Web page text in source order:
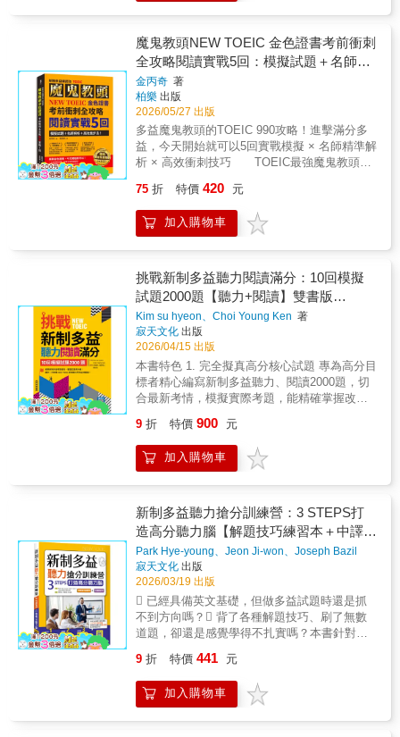
仿真黃金題庫作者以長年分析多益題型出題趨
勢的精準度，撰寫1000題全真模擬試題，內容
及測驗設計貼近實際多益測驗，幫助在最短的
時間內做最後衝刺，精準掌握新制多益命題走
向，有效養成解題手感。2. 廣納各種商務職場
題型與多元國際必考情境，編寫超擬真試題試
題包含各式國際商務職場題型及多國商業溝通
情境，如商業書信、公告、網頁、表單、網路
評論等，貼近全球語言環境與實際生活，幫助
提升未來在真實情境中所需的國際溝通力，一
題中譯，中英對照，迅速理解考題內容完整收
錄所有試題中譯，方便中英參照學習，檢討與
理解題目要旨，快速提升解題能力。4. 點出換
「換句話說」（paraphrase），提供替換同義
詞對照，幫助延伸詞彙量，靈活抽換詞彙，輕
鬆破解多益改制後激增的換句話說與同義詞題
型！5. 標註解題關鍵句，快速理解重要解題考
點題組題型部分皆以醒目提示標上解題關鍵
句，快速鎖定答題關鍵，檢討試題方便有效
率。6. 網羅常考多益單字及片語，精熟學習與
加強記憶精選試題內出現的重要單字，並附上
補強記憶！
魔鬼教頭NEW TOEIC 金色證書考前衝刺
全攻略閱讀實戰5回：模擬試題＋名師解
析＋高效進步法！【新制多益練武功
TOEIC】
金丙奇 著
柏樂 出版
2026/05/27 出版
多益魔鬼教頭的TOEIC 990攻略！進擊滿分多
益，今天開始就可以5回實戰模擬 × 名師精準解
析 × 高效衝刺技巧 TOEIC最強魔鬼教頭金
針對各題型整理應試技巧。 即便讀者認為
自己的英文基礎不夠好，也能靠本書傳授的技
巧找出正確答案，短時間內快速提升多益分
上奪分！累積滿分基本盤！ 投資時間在學習
高頻率常考詞彙及成對辭藻！ 分配時間給困
難的閱讀理解題型！最強魔鬼教頭揭露：高效
率！最強得分必殺技！ 多益考試唯獨特愛副
詞詞彙題型，依據詞性特性分類學習絕不吃
虧！ 熟悉用來表現句子之間因果、對照、逆
接等關係連接副詞，訓練直覺答題！ 時態題
型僅需短期投入就能得到回報！請以考古題為
中心，確實地掌握題型！ 融會貫通文句結構
及詞彙詞性，不只能拿下詞性和詞態題型滿
題型乃必拿分數！熟悉考古題，培養自己在最
短的時間內辨識題型，快速得分！ 真正的高
得分核心是先解佔有Part 7高比例的雙篇文章及
清楚！本書使用方式！文章解析：解析文章及
分析問題，整理列出解題線索。問題解說：深
入淺出的解說，讀者能更快理解題意。問題分
析：從問題結構進行分析，提供讀者作答方
向。多益分析：說明多益出題傾向，讀者得以
迅速掌握出題及解題方法。【本書特色】1. 明
確的三大攻略重點：掌握一小題等於一大步！
用最少的時間學習最必要的知識！策略性地分
揭露！解題公式！高頻率詞彙！最好拿分的題
分析文章結構！破解題目！說明多益出題傾
向！
75 折 特價 420 元
加入購物車
挑戰新制多益聽力閱讀滿分：10回模擬
試題2000題【聽力+閱讀】雙書版
（16K+寂天雲隨身聽APP）
Kim su hyeon、Choi Young Ken 著
寂天文化 出版
2026/04/15 出版
本書特色 1. 完全擬真高分核心試題 專為高分目
標者精心編寫新制多益聽力、閱讀2000題，切
合最新考情，模擬實際考題，能精確掌握改制
英對照聽力錄音對白 做完模擬試題演練後，可
參閱聽力完整中英對照文稿及試題翻譯，以確
認對每一題的了解程度，有效增進聽力，提升
呈現，並網羅各種不同對話情境。本書以四國
口音錄製MP3，囊括各種國際商務溝通情境，
幫助適應多國口音，讓考生破除口音與情境障
礙。 4. 完整試題中譯，直覺理解閱讀內容 做完
模擬試題演練後，可參閱完整試題中譯，以確
認對每一題的了解程度，有效增進聽力閱讀能
力，提升學習成效。 5. 囊括所有新制閱讀素材
X真實國際商務閱讀情境 一網打盡多益閱讀新
增素材：文字簡訊、線上聊天、通訊軟體多人
對話，以及三篇閱讀，同時涵蓋各種國際商務
方向，了解重點題型，精準猜題，從容應試。
6. 精心傳授破解新制多益策略 提供各種實戰式
高分Point，讓考生熟悉各大題型出題模式，訓
9 折 特價 900 元
加入購物車
新制多益聽力搶分訓練營：3 STEPS打
造高分聽力腦【解題技巧練習本＋中譯解
析本】雙書裝（16K+寂天雲隨身聽
APP）
Park Hye-young、Jeon Ji-won、Joseph Bazil
Manietta著
寂天文化 出版
2026/03/19 出版
 已經具備英文基礎，但做多益試題時還是抓
不到方向嗎？ 背了各種解題技巧、刷了無數
道題，卻還是感覺學得不扎實嗎？本書針對已
學習者精心編寫，針對新制多益聽力每一個
Part，分門別類整理28個多益聽力必考主題，
藉著3 STEPS演練實際題型→了解常考用法→
9 折 特價 441 元
加入購物車